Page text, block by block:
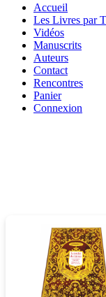
Accueil
Les Livres par
Vidéos
Manuscrits
Auteurs
Contact
Rencontres
Panier
Connexion